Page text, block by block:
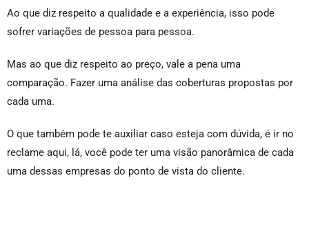
Ao que diz respeito a qualidade e a experiência, isso pode
sofrer variações de pessoa para pessoa.
Mas ao que diz respeito ao preço, vale a pena uma
comparação. Fazer uma análise das coberturas propostas por
cada uma.
O que também pode te auxiliar caso esteja com dúvida, é ir no
reclame aqui, lá, você pode ter uma visão panorâmica de cada
uma dessas empresas do ponto de vista do cliente.